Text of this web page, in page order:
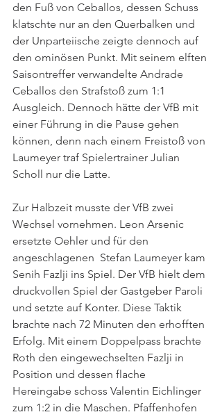
den Fuß von Ceballos, dessen Schuss
klatschte nur an den Querbalken und
der Unparteiische zeigte dennoch auf
den ominösen Punkt. Mit seinem elften
Saisontreffer verwandelte Andrade
Ceballos den Strafstoß zum 1:1
Ausgleich. Dennoch hätte der VfB mit
einer Führung in die Pause gehen
können, denn nach einem Freistoß von
Laumeyer traf Spielertrainer Julian
Scholl nur die Latte.
Zur Halbzeit musste der VfB zwei
Wechsel vornehmen. Leon Arsenic
ersetzte Oehler und für den
angeschlagenen  Stefan Laumeyer kam
Senih Fazlji ins Spiel. Der VfB hielt dem
druckvollen Spiel der Gastgeber Paroli
und setzte auf Konter. Diese Taktik
brachte nach 72 Minuten den erhofften
Erfolg. Mit einem Doppelpass brachte
Roth den eingewechselten Fazlji in
Position und dessen flache
Hereingabe schoss Valentin Eichlinger
zum 1:2 in die Maschen. Pfaffenhofen